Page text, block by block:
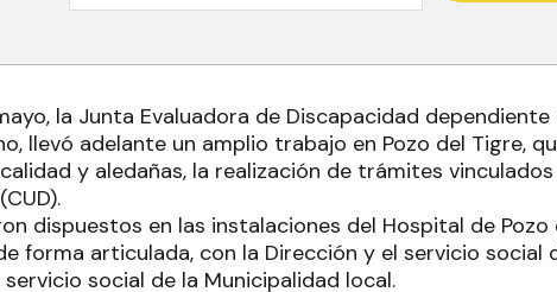
la Junta Evaluadora de Discapacidad
llevó adelante un amplio trabajo en Pozo del Tigre,
y aledañas, la realización de trámites
dispuestos en las instalaciones del Hospital de
forma articulada, con la Dirección y el servicio social
social de la Municipalidad local.